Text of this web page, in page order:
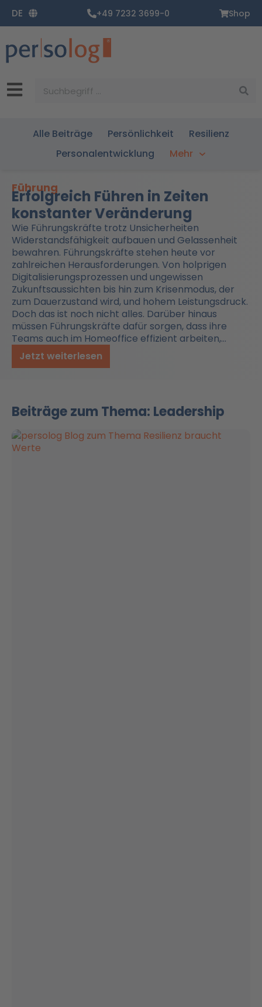
Inhalt
springen
DE +49 7232 3699-0 Shop
Alle Beiträge Persönlichkeit
Resilienz
Personalentwicklung
Mehr
Führung
Erfolgreich Führen in Zeiten
konstanter Veränderung
Wie Führungskräfte trotz Unsicherheiten
Widerstandsfähigkeit aufbauen und Gelassenheit
bewahren. Führungskräfte stehen heute vor
zahlreichen Herausforderungen. Von holprigen
Digitalisierungsprozessen und ungewissen
Zukunftsaussichten bis hin zum Krisenmodus, der
zum Dauerzustand wird, und hohem Leistungsdruck.
Doch das ist noch nicht alles. Darüber hinaus
müssen Führungskräfte dafür sorgen, dass ihre
Teams auch im Homeoffice effizient arbeiten,…
Jetzt weiterlesen
Beiträge zum Thema: Leadership